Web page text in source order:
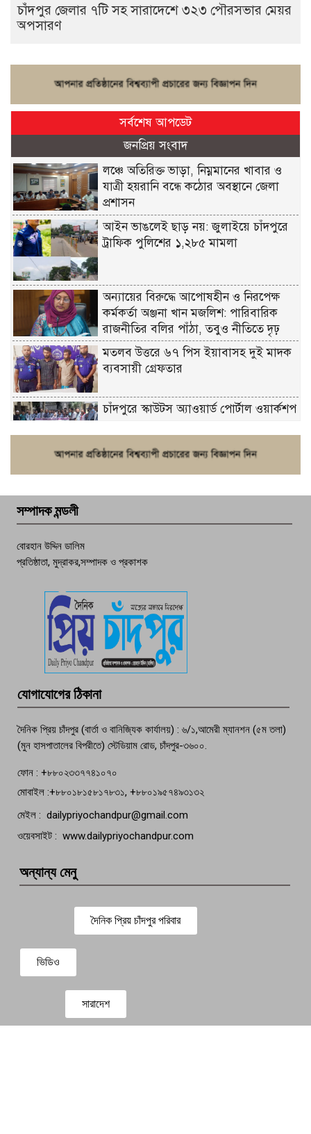
চাঁদপুর জেলার ৭টি সহ সারাদেশে ৩২৩ পৌরসভার মেয়র
অপসারণ
সর্বশেষ আপডেট
জনপ্রিয় সংবাদ
লঞ্চে অতিরিক্ত ভাড়া, নিম্নমানের খাবার ও
যাত্রী হয়রানি বন্ধে কঠোর অবস্থানে জেলা
প্রশাসন
আইন ভাঙলেই ছাড় নয়: জুলাইয়ে চাঁদপুরে
ট্রাফিক পুলিশের ১,২৮৫ মামলা
অন্যায়ের বিরুদ্ধে আপোষহীন ও নিরপেক্ষ
কর্মকর্তা অঞ্জনা খান মজলিশ: পারিবারিক
রাজনীতির বলির পাঁঠা, তবুও নীতিতে দৃঢ়
মতলব উত্তরে ৬৭ পিস ইয়াবাসহ দুই মাদক
ব্যবসায়ী গ্রেফতার
চাঁদপুরে স্কাউটস অ্যাওয়ার্ড পোর্টাল ওয়ার্কশপ
পচা দুর্গন্ধে ৯৯৯-এ ফোন, ফরিদগঞ্জে
তরুণের অর্ধগলিত লাশ উদ্ধার
বেঁচে নেই, বিভিন্ন সংগঠনের শোক
সম্পাদক মন্ডলী
বোরহান উদ্দিন ডালিম
প্রতিষ্ঠাতা, মুদ্রাকর,সম্পাদক ও প্রকাশক
যোগাযোগের ঠিকানা
দৈনিক প্রিয় চাঁদপুর (বার্তা ও বানিজ্যিক কার্যালয়) : ৬/১,আমেরী ম্যানশন (৫ম তলা)
(মুন হাসপাতালের বিপরীতে) স্টেডিয়াম রোড, চাঁদপুর-৩৬০০.
ফোন : +৮৮০২৩৩৭৭৪১০৭০
মোবাইল :+৮৮০১৮১৫৮১৭৮৩১, +৮৮০১৯৫৭৪৯৩১৩২
মেইল : dailypriyochandpur@gmail.com
ওয়েবসাইট : www.dailypriyochandpur.com
অন্যান্য মেনু
দৈনিক প্রিয় চাঁদপুর পরিবার
ভিডিও
সারাদেশ